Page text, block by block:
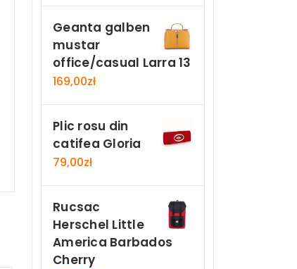
Geanta galben
mustar
office/casual Larra 13
169,00zł
Plic rosu din
catifea Gloria
79,00zł
Rucsac
Herschel Little
America Barbados
Cherry